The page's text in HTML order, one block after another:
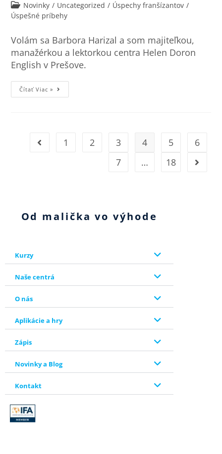
Novinky / Uncategorized / Úspechy franšízantov /
Úspešné príbehy
Volám sa Barbora Harizal a som majiteľkou,
manažérkou a lektorkou centra Helen Doron
English v Prešove.
Čítať Viac »
1 2 3 4 5
6
7
… 18
Od malička vo výhode
Kurzy
Naše centrá
O nás
Aplikácie a hry
Zápis
Novinky a Blog
Kontakt